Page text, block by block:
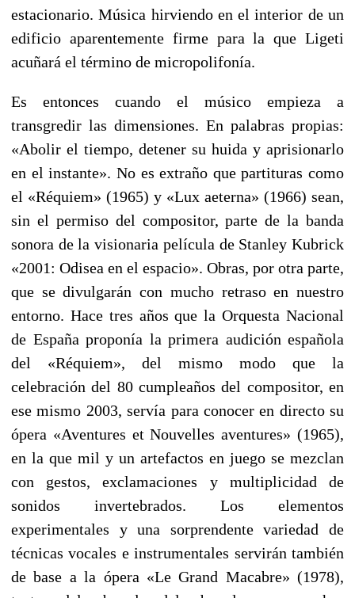
estacionario. Música hirviendo en el interior de un
edificio aparentemente firme para la que Ligeti
acuñará el término de micropolifonía.
Es entonces cuando el músico empieza a
transgredir las dimensiones. En palabras propias:
«Abolir el tiempo, detener su huida y aprisionarlo
en el instante». No es extraño que partituras como
el «Réquiem» (1965) y «Lux aeterna» (1966) sean,
sin el permiso del compositor, parte de la banda
sonora de la visionaria película de Stanley Kubrick
«2001: Odisea en el espacio». Obras, por otra parte,
que se divulgarán con mucho retraso en nuestro
entorno. Hace tres años que la Orquesta Nacional
de España proponía la primera audición española
del «Réquiem», del mismo modo que la
celebración del 80 cumpleaños del compositor, en
ese mismo 2003, servía para conocer en directo su
ópera «Aventures et Nouvelles aventures» (1965),
en la que mil y un artefactos en juego se mezclan
con gestos, exclamaciones y multiplicidad de
sonidos invertebrados. Los elementos
experimentales y una sorprendente variedad de
técnicas vocales e instrumentales servirán también
de base a la ópera «Le Grand Macabre» (1978),